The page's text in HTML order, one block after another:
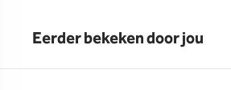
Eerder bekeken door jou